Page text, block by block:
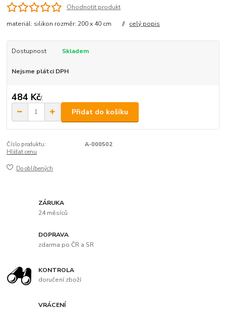
Ohodnotit produkt
materiál: silikon rozměr: 200 x 40 cm // celý popis
Dostupnost Skladem
Nejsme plátci DPH
484 Kč/.
Přidat do košíku
Číslo produktu:
A-000502
Hlídat cenu
Do oblíbených
ZÁRUKA
24 měsíců
DOPRAVA
zdarma po ČR a SR
KONTROLA
doručení zboží
VRÁCENÍ